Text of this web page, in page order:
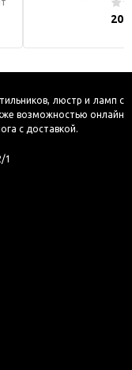
люстр и ламп с
возможностью онлайн
с доставкой.
1